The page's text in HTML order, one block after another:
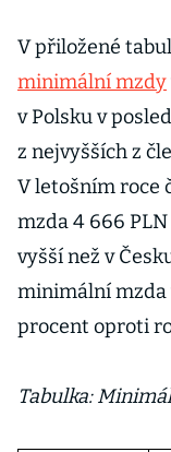
V přiložené
minimální mzdy
v Polsku v
z nejvyšších z
V letošním roce
mzda 4 666
vyšší než v
minimální mzda
procent oproti
Tabulka: